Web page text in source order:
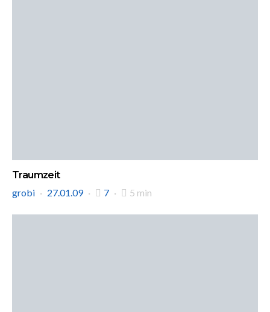
Traumzeit
grobi
27.01.09 7 5 min